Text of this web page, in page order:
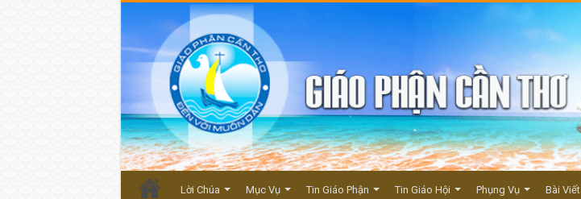
Lời Chúa Mục Vụ Tin Giáo Phận Tin Giáo Hội Phụng Vụ Bài Viết